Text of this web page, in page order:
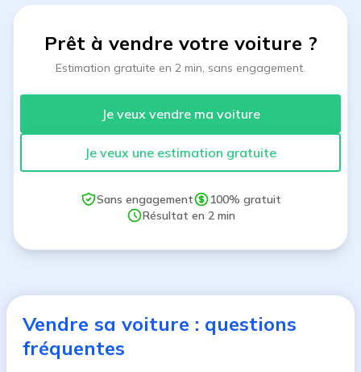
Prêt à vendre votre voiture ?
Estimation gratuite en 2 min, sans engagement.
Je veux vendre ma voiture
Je veux une estimation gratuite
Sans engagement
100% gratuit
Résultat en 2 min
Vendre sa voiture : questions
fréquentes